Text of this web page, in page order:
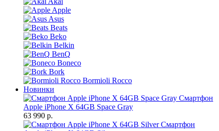
Apple
Asus
Beats
Beko
Belkin
BenQ
Boneco
Bork
Bormioli Rocco
Новинки
Смартфон
Apple iPhone X 64GB Space Gray
63 990 р.
Смартфон